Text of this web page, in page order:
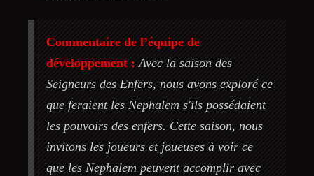
Commentaire de l’équipe de
développement : Avec la saison des
Seigneurs des Enfers, nous avons exploré ce
que feraient les Nephalem s'ils possédaient
les pouvoirs des enfers. Cette saison, nous
invitons les joueurs et joueuses à voir ce
que les Nephalem peuvent accomplir avec